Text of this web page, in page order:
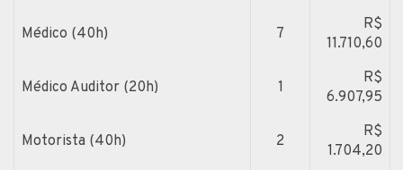
Médico (40h) 7
R$
11.710,60
Médico Auditor (20h) 1
R$
6.907,95
Motorista (40h) 2
R$
1.704,20